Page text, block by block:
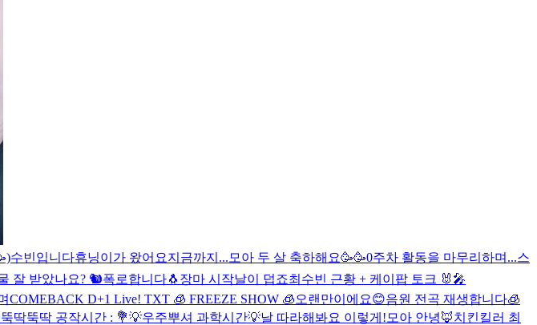
수빈입니다휴닝이가 왔어요지금까지... 모아 두 살 축하해요🥳🥳0주차 활동을 마무리하며...스
잘 받았나요? 🐿폭로합니다🐧 장마 시작날이 덥죠최수빈 근황 + 케이팝 토크 🐰🎤
COMEBACK D+1 Live! TXT 🧊 FREEZE SHOW 🧊오랜만이에요😊음원 전곡 재생합니다🧊
뚝딱뚝딱 공작시간 : 💐💡우주뿌셔 과학시간💡날 따라해봐요 이렇게! 모아 안녕🦊치킨킬러 최